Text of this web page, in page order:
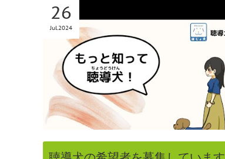
26
Jul2024